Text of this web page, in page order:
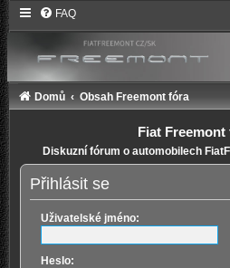
FAQ
Domů Obsah Freemont fóra
Fiat
Diskuzní fórum o automobilech
Přihlásit se
Uživatelské jméno:
Heslo: